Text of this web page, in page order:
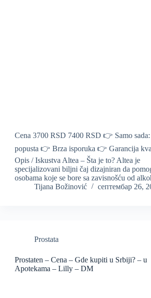
Cena 3700 RSD 7400 RSD 👉 Samo
popusta 👉 Brza isporuka 👉 Garancija
Opis / Iskustva Altea – Šta je to? Altea je
specijalizovani biljni čaj dizajniran da
osobama koje se bore sa zavisnošću od
Tijana Božinović
септембар 26,
Prostata
Prostaten – Cena – Gde kupiti u Srbiji? – u
Apotekama – Lilly – DM